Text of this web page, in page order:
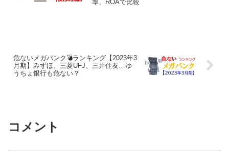
率、ROAで比較
危ないメガバンク💣ランキング【2023年3
月期】みずほ、三菱UFJ、三井住友…ゆ
うちょ銀行も危ない？
コメント